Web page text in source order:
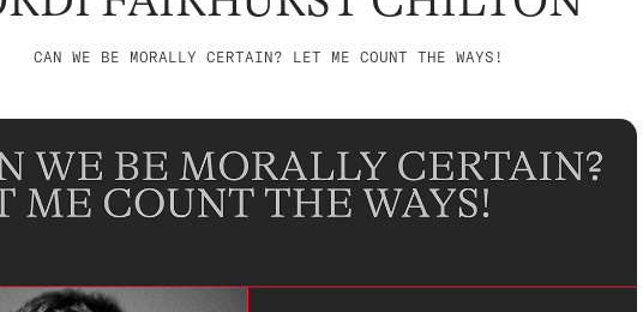
CAN WE BE MORALLY CERTAIN? LET ME COUNT THE WAYS!